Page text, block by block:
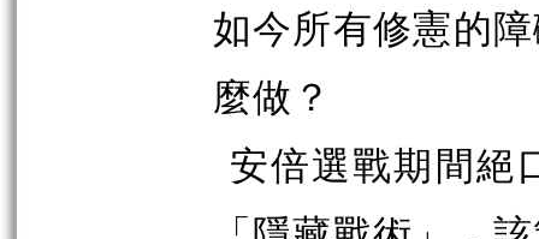
如今所有修憲的
麼做？
安倍選戰期間絕